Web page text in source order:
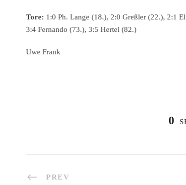
Tore: 1:0 Ph. Lange (18.), 2:0 Greßler (22.), 2:1
3:4 Fernando (73.), 3:5 Hertel (82.)
Uwe Frank
0
PREV